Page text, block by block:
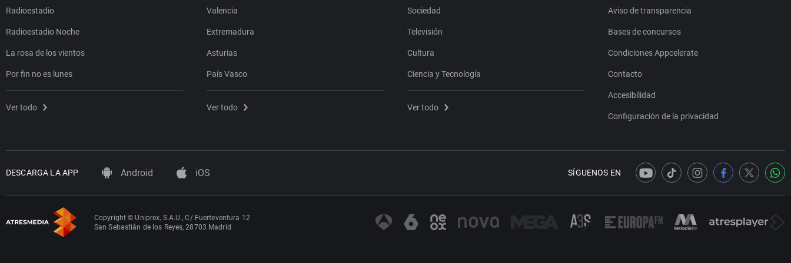
Radioestadio
Radioestadio Noche
La rosa de los vientos
Por fin no es lunes
Ver todo
Valencia
Extremadura
Asturias
País Vasco
Ver todo
Sociedad
Televisión
Cultura
Ciencia y Tecnología
Ver todo
Aviso de transparencia
Bases de concursos
Condiciones Appcelerate
Contacto
Accesibilidad
Configuración de la privacidad
DESCARGA LA APP Android iOS SÍGUENOS EN
Copyright © Uniprex, S.A.U., C/ Fuerteventura 12
San Sebastián de los Reyes, 28703 Madrid